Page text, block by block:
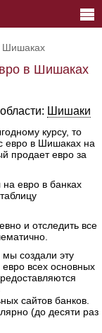
Шишаках
в Шишаках
Шишаки
курсу, то
евро в Шишаках на
продает евро за
евро в банках
и отследить все
создали эту
всех основных
сайтов банков.
(до десяти раз